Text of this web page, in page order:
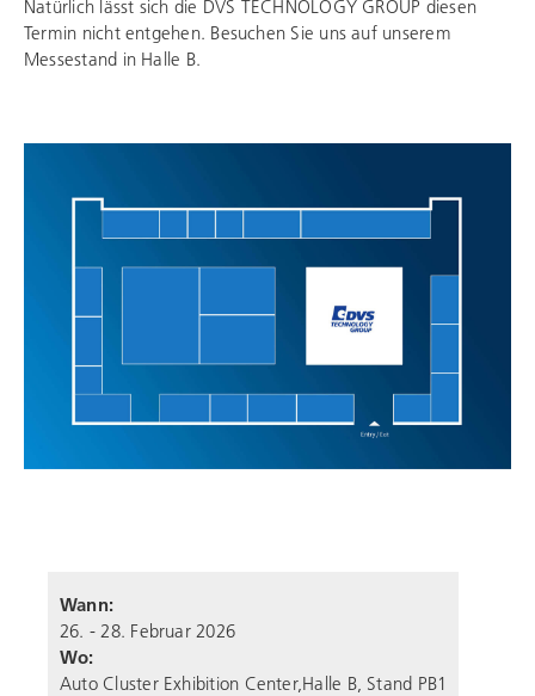
Natürlich lässt sich die DVS TECHNOLOGY GROUP diesen
Termin nicht entgehen. Besuchen Sie uns auf unserem
Messestand in Halle B.
Wann:
26. - 28. Februar 2026
Wo:
Auto Cluster Exhibition Center,Halle B, Stand PB1